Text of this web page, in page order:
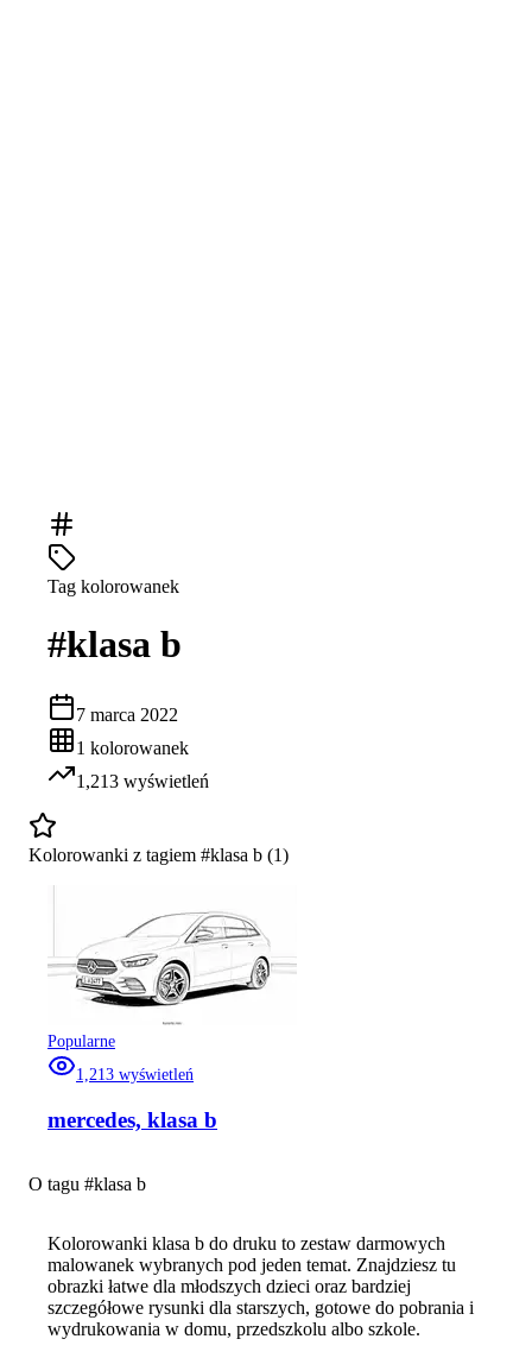
Tag kolorowanek
#klasa b
7 marca 2022
1 kolorowanek
1,213 wyświetleń
Kolorowanki z tagiem #klasa b (1)
Popularne
1,213 wyświetleń
mercedes, klasa b
O tagu #klasa b
Kolorowanki klasa b do druku to zestaw darmowych
malowanek wybranych pod jeden temat. Znajdziesz tu
obrazki łatwe dla młodszych dzieci oraz bardziej
szczegółowe rysunki dla starszych, gotowe do pobrania i
wydrukowania w domu, przedszkolu albo szkole.